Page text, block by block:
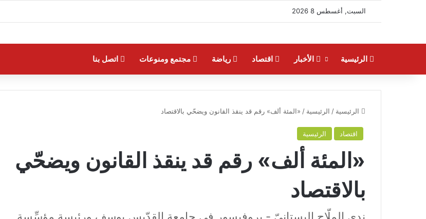
السبت, أغسطس 8 2026
الرئيسية الأخبار اقتصاد رياضة مجتمع ومنوعات اتصل بنا
الرئيسية / الرئيسية / «المئة ألف» رقم قد ينقذ القانون ويضحّي بالاقتصاد
اقتصاد الرئيسية
«المئة ألف» رقم قد ينقذ القانون ويضحّي
بالاقتصاد